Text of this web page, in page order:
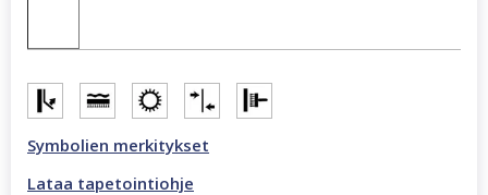
määrä
Symbolien merkitykset
Lataa tapetointiohje